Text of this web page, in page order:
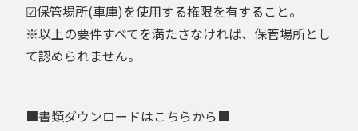
☑保管場所(車庫)を使用する権限を有すること。
※以上の要件すべてを満たさなければ、保管場所とし
て認められません。
■書類ダウンロードはこちらから■